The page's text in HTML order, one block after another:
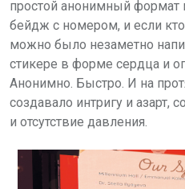
простой анонимный формат
бейдж с номером, и если
можно было незаметно
стикере в форме сердца и
Анонимно. Быстро. И на
создавало интригу и азарт,
и отсутствие давления.